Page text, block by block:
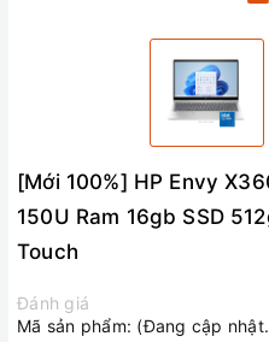
[Mới 100%] HP Envy
150U Ram 16gb SSD
Touch
Đánh giá
Mã sản phẩm: (Đang cập